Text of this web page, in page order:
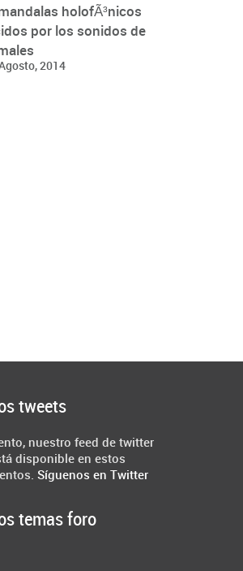
holofÃ³nicos
por los sonidos de
2014
tweets
nuestro feed de twitter
disponible en estos
Síguenos en Twitter
temas foro